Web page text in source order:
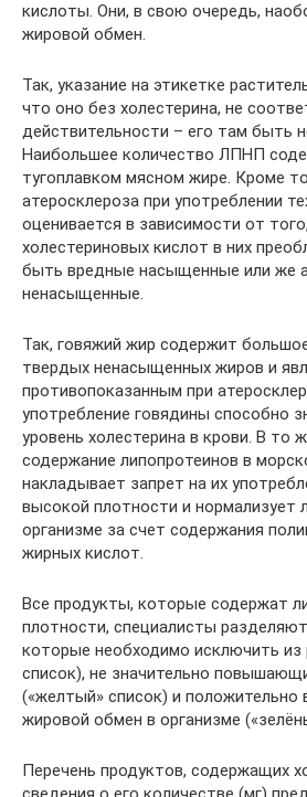
кислоты. Они, в свою очередь,
жировой обмен.
Так, указание на этикетке
что оно без холестерина, не
действительности – его там быть
Наибольшее количество ЛПНП
тугоплавком мясном жире. Кроме
атеросклероза при употреблении
оценивается в зависимости от
холестериновых кислот в них
быть вредные насыщенные или же
ненасыщенные.
Так, говяжий жир содержит
твердых ненасыщенных жиров и
противопоказанным при
употребление говядины способно
уровень холестерина в крови. В то
содержание липопротеинов в
накладывает запрет на их
высокой плотности и нормализует
организме за счет содержания
жирных кислот.
Все продукты, которые содержат
плотности, специалисты разделяют
которые необходимо исключить из
список), не значительно
(«желтый» список) и
жировой обмен в организме
Перечень продуктов, содержащих